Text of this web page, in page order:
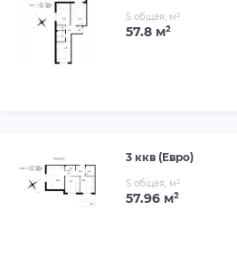
S общая, м²
57.8 м²
3 ккв (Евро)
S общая, м²
57.96 м²